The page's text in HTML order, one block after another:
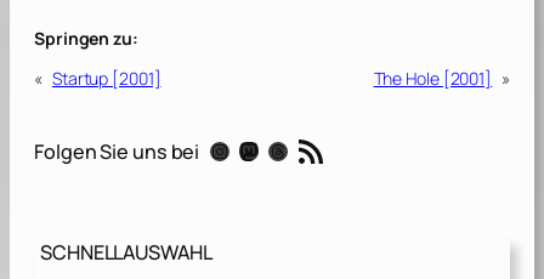
Springen zu:
« Startup [2001] The Hole [2001] »
Folgen Sie uns bei Instagram Mastodon Threads RSS-Feed
SCHNELLAUSWAHL